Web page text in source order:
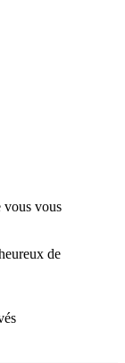
vous vous
de